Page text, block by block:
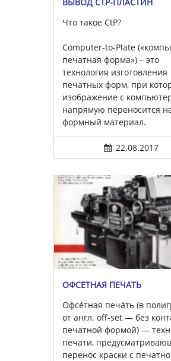
ВЫВОД CTP-ПЛАСТИН
Что такое CtP?
Computer-to-Plate
печатная форма») – это
технология изготовления
печатных форм, при
изображение с
напрямую переносится
формный материал.
22.08.2017
ОФСЕ́ТНАЯ ПЕЧА́ТЬ
Офсе́тная печа́ть (в
от англ. off-set — без
печатной формой) —
печати,
перенос краски с